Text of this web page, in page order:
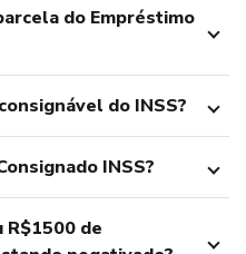
do Empréstimo
do INSS?
INSS?
R$1500 de